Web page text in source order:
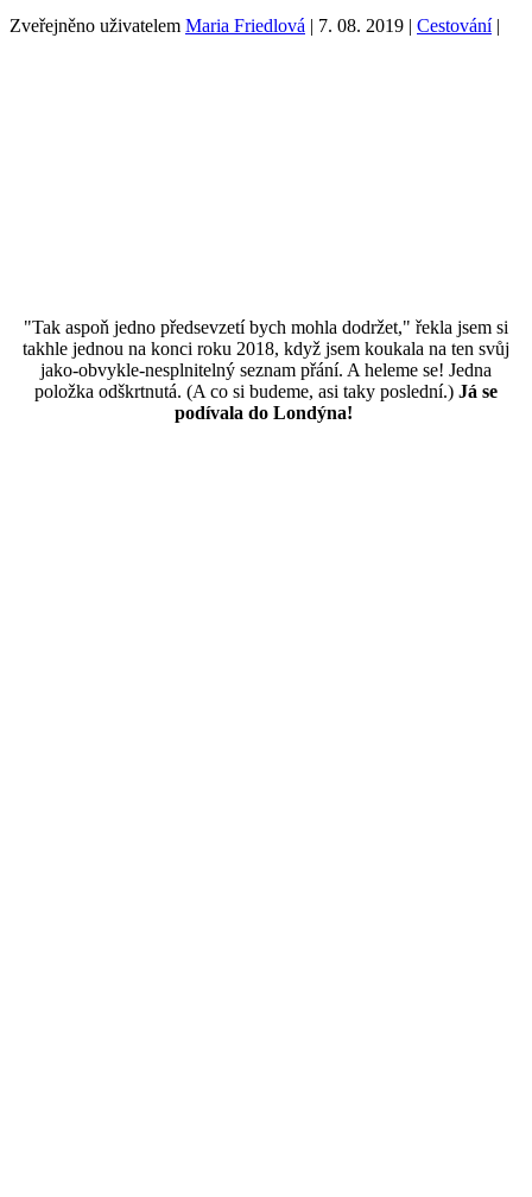
Zveřejněno uživatelem Maria Friedlová | 7. 08. 2019 | Cestování|
"Tak aspoň jedno předsevzetí bych mohla dodržet," řekla jsem si
takhle jednou na konci roku 2018, když jsem koukala na ten svůj
jako-obvykle-nesplnitelný seznam přání. A heleme se! Jedna
položka odškrtnutá. (A co si budeme, asi taky poslední.) Já se
podívala do Londýna!